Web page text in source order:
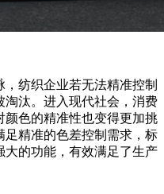
纺织企业若无法精准控制
汰。进入现代社会，消费
色的精准性也变得更加挑
精准的色差控制需求，标
的功能，有效满足了生产